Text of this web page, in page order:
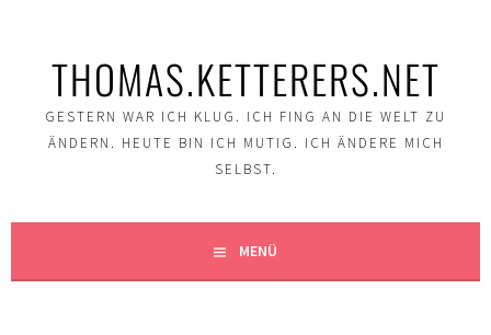
THOMAS.KETTERERS.NET
GESTERN WAR ICH KLUG. ICH FING AN DIE WELT ZU
ÄNDERN. HEUTE BIN ICH MUTIG. ICH ÄNDERE MICH
SELBST.
MENÜ